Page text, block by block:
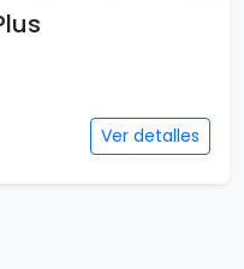
Ver detalles